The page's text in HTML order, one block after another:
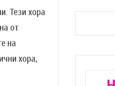
Тези хора
от
на
хора,